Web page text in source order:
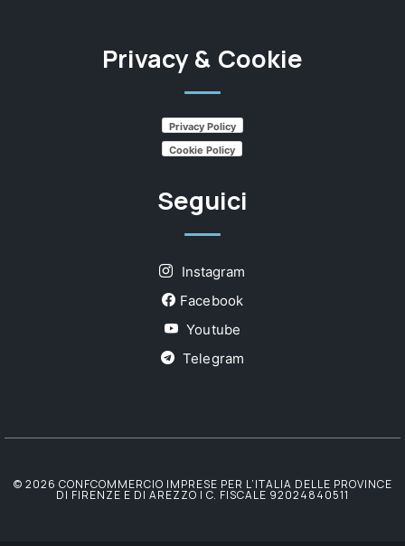
Privacy & Cookie
Privacy Policy
Cookie Policy
Seguici
Instagram
Facebook
Youtube
Telegram
© 2026 CONFCOMMERCIO IMPRESE PER L’ITALIA DELLE PROVINCE
DI FIRENZE E DI AREZZO | C. FISCALE 92024840511